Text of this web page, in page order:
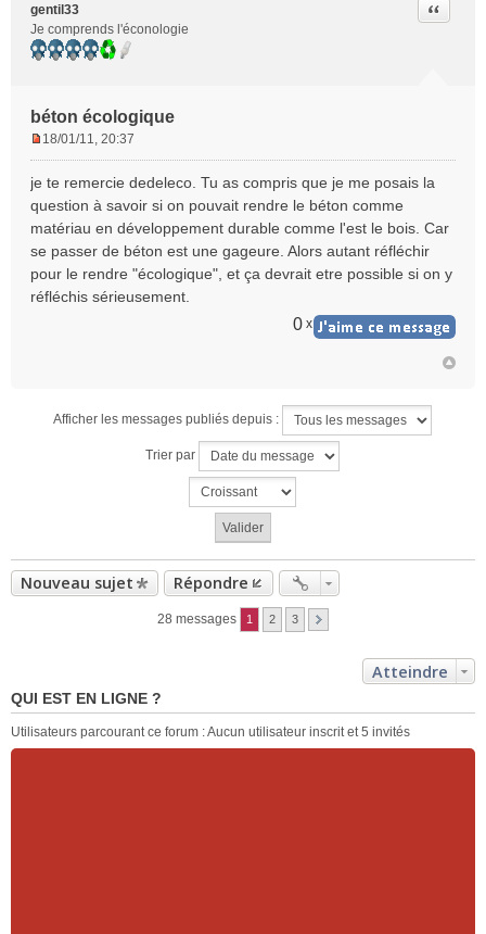
gentil33
Je comprends l'éconologie
béton écologique
Citer
s
s
a
g
e
n
18/01/11, 20:37
je te remercie dedeleco. Tu as compris que je me posais la
question à savoir si on pouvait rendre le béton comme
matériau en développement durable comme l'est le bois. Car
se passer de béton est une gageure. Alors autant réfléchir
pour le rendre "écologique", et ça devrait etre possible si on y
réfléchis sérieusement.
0 x
Afficher les messages publiés depuis :
Trier par
Nouveau sujet Répondre
28 messages 1 2 3
Atteindre
QUI EST EN LIGNE ?
Utilisateurs parcourant ce forum : Aucun utilisateur inscrit et 5 invités